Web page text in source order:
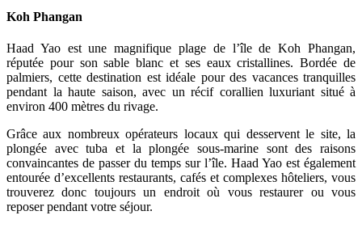
Koh Phangan
Haad Yao est une magnifique plage de l’île de Koh Phangan,
réputée pour son sable blanc et ses eaux cristallines. Bordée de
palmiers, cette destination est idéale pour des vacances tranquilles
pendant la haute saison, avec un récif corallien luxuriant situé à
environ 400 mètres du rivage.
Grâce aux nombreux opérateurs locaux qui desservent le site, la
plongée avec tuba et la plongée sous-marine sont des raisons
convaincantes de passer du temps sur l’île. Haad Yao est également
entourée d’excellents restaurants, cafés et complexes hôteliers, vous
trouverez donc toujours un endroit où vous restaurer ou vous
reposer pendant votre séjour.